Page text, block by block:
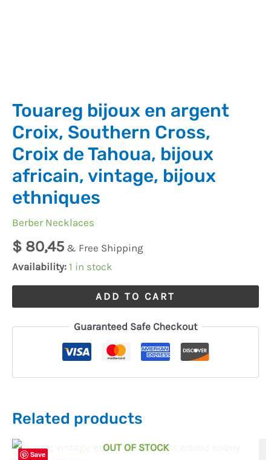
Touareg bijoux en argent
Croix, Southern Cross,
Croix de Tahoua, bijoux
africain, vintage, bijoux
ethniques
Berber Necklaces
$ 80,45 & Free Shipping
Availability: 1 in stock
ADD TO CART
Guaranteed Safe Checkout
Related products
Save
OUT OF STOCK